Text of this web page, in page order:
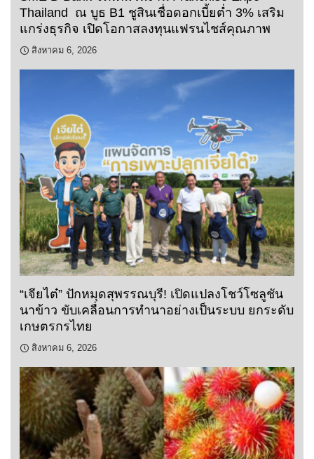
Thailand ณ บูธ B1 ชูสินเชื่อดอกเบี้ยต่ำ 3% เสริม
แกร่งธุรกิจ เปิดโอกาสลงทุนแฟรนไชส์คุณภาพ
สิงหาคม 6, 2026
“เจียไต๋” ปักหมุดสุพรรณบุรี! เปิดแปลงโชว์โซลูชัน
นาข้าว ขับเคลื่อนการทำนาอย่างเป็นระบบ ยกระดับ
เกษตรกรไทย
สิงหาคม 6, 2026